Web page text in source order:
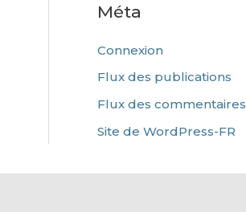
Méta
Connexion
Flux des publications
Flux des commentaires
Site de WordPress-FR